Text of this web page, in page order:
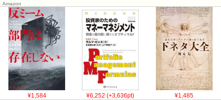
Amazon
¥1,584 ¥6,252 (+3,636pt) ¥1,485